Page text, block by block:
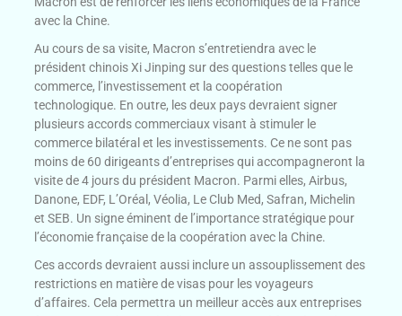
avec la Chine.
Au cours de sa visite, Macron s’entretiendra avec le
président chinois Xi Jinping sur des questions telles que le
commerce, l’investissement et la coopération
technologique. En outre, les deux pays devraient signer
plusieurs accords commerciaux visant à stimuler le
commerce bilatéral et les investissements. Ce ne sont pas
moins de 60 dirigeants d’entreprises qui accompagneront la
visite de 4 jours du président Macron. Parmi elles, Airbus,
Danone, EDF, L’Oréal, Véolia, Le Club Med, Safran, Michelin
et SEB. Un signe éminent de l’importance stratégique pour
l’économie française de la coopération avec la Chine.
Ces accords devraient aussi inclure un assouplissement des
restrictions en matière de visas pour les voyageurs
d’affaires. Cela permettra un meilleur accès aux entreprises